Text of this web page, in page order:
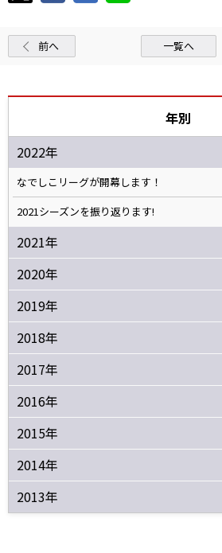
前へ 一覧へ
年別
2022年
なでしこリーグが開幕します！
2021シーズンを振り返ります!
2021年
2020年
2019年
2018年
2017年
2016年
2015年
2014年
2013年